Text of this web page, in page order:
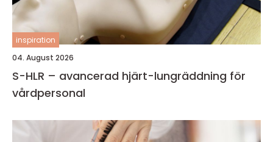
inspiration
04. August 2026
S-HLR – avancerad hjärt-lungräddning för
vårdpersonal